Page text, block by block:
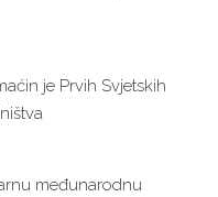
je Prvih Svjetskih
međunarodnu